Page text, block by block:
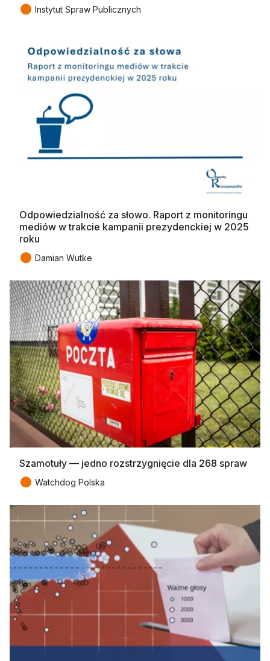
● Instytut Spraw Publicznych
Odpowiedzialność za słowo. Raport z monitoringu
mediów w trakcie kampanii prezydenckiej w 2025
roku
● Damian Wutke
Szamotuły — jedno rozstrzygnięcie dla 268 spraw
● Watchdog Polska